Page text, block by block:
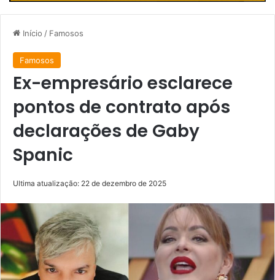
Início / Famosos
Famosos
Ex-empresário esclarece
pontos de contrato após
declarações de Gaby
Spanic
Ultima atualização: 22 de dezembro de 2025